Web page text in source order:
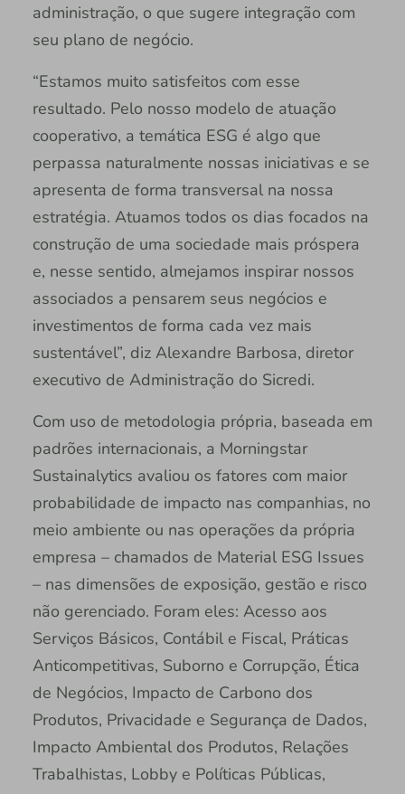
administração, o que sugere integração com
seu plano de negócio.
“Estamos muito satisfeitos com esse
resultado. Pelo nosso modelo de atuação
cooperativo, a temática ESG é algo que
perpassa naturalmente nossas iniciativas e se
apresenta de forma transversal na nossa
estratégia. Atuamos todos os dias focados na
construção de uma sociedade mais próspera
e, nesse sentido, almejamos inspirar nossos
associados a pensarem seus negócios e
investimentos de forma cada vez mais
sustentável”, diz Alexandre Barbosa, diretor
executivo de Administração do Sicredi.
Com uso de metodologia própria, baseada em
padrões internacionais, a Morningstar
Sustainalytics avaliou os fatores com maior
probabilidade de impacto nas companhias, no
meio ambiente ou nas operações da própria
empresa – chamados de Material ESG Issues
– nas dimensões de exposição, gestão e risco
não gerenciado. Foram eles: Acesso aos
Serviços Básicos, Contábil e Fiscal, Práticas
Anticompetitivas, Suborno e Corrupção, Ética
de Negócios, Impacto de Carbono dos
Produtos, Privacidade e Segurança de Dados,
Impacto Ambiental dos Produtos, Relações
Trabalhistas, Lobby e Políticas Públicas,